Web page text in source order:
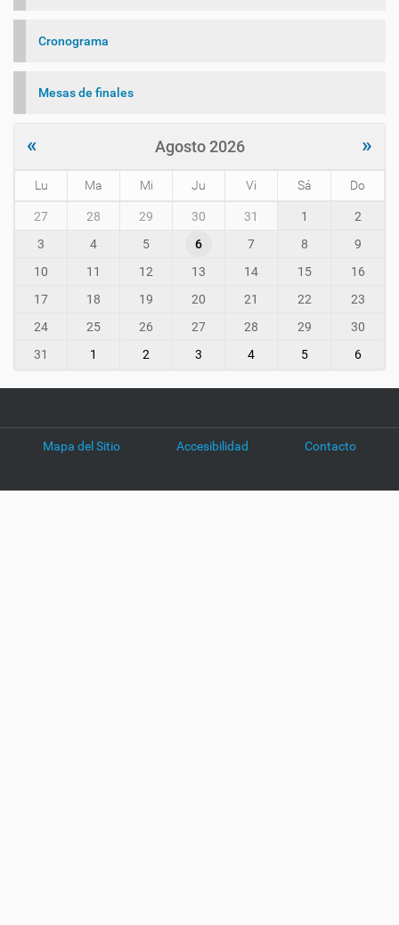
Cronograma
Mesas de finales
« Agosto 2026 »
Lu Ma Mi Ju Vi Sá Do
27 28 29 30 31 1
2
3
4 5 6 7 8
9
10
11 12 13 14 15
16
17
18 19 20 21 22
23
24
25 26 27 28 29
30
31
1 2 3 4 5 6
Mapa del Sitio Accesibilidad Contacto